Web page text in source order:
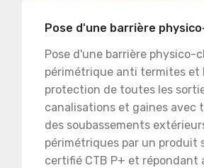
Pose d'une barrière
Pose d'une barrière physico-
périmétrique anti termites et
protection de toutes les
canalisations et gaines avec
des soubassements
périmétriques par un produit
certifié CTB P+ et répondant